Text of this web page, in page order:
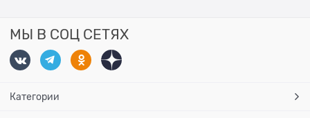
МЫ В СОЦ СЕТЯХ
Категории